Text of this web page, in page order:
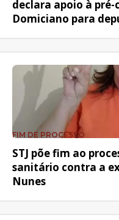
declara apoio à
Domiciano para
FIM DE PROCESSO
STJ põe fim ao
sanitário contra a
Nunes